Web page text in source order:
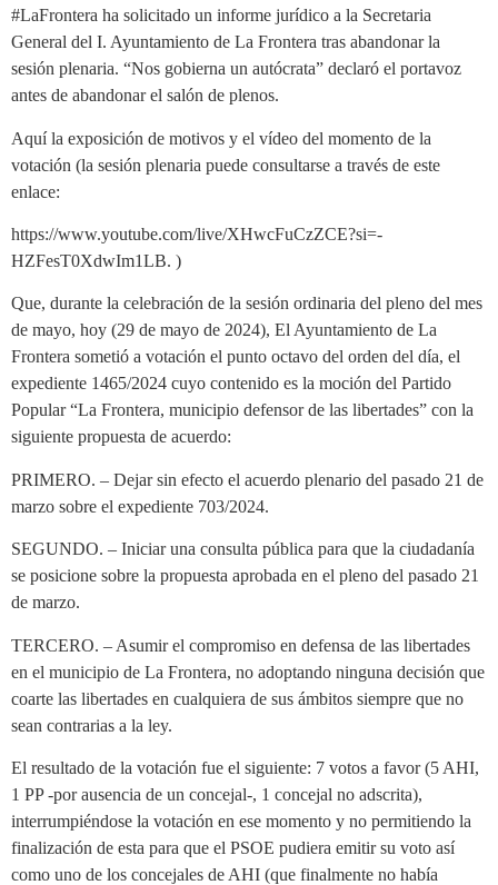
#LaFrontera ha solicitado un informe jurídico a la Secretaria
General del I. Ayuntamiento de La Frontera tras abandonar la
sesión plenaria. “Nos gobierna un autócrata” declaró el portavoz
antes de abandonar el salón de plenos.
Aquí la exposición de motivos y el vídeo del momento de la
votación (la sesión plenaria puede consultarse a través de este
enlace:
https://www.youtube.com/live/XHwcFuCzZCE?si=-
HZFesT0XdwIm1LB. )
Que, durante la celebración de la sesión ordinaria del pleno del mes
de mayo, hoy (29 de mayo de 2024), El Ayuntamiento de La
Frontera sometió a votación el punto octavo del orden del día, el
expediente 1465/2024 cuyo contenido es la moción del Partido
Popular “La Frontera, municipio defensor de las libertades” con la
siguiente propuesta de acuerdo:
PRIMERO. – Dejar sin efecto el acuerdo plenario del pasado 21 de
marzo sobre el expediente 703/2024.
SEGUNDO. – Iniciar una consulta pública para que la ciudadanía
se posicione sobre la propuesta aprobada en el pleno del pasado 21
de marzo.
TERCERO. – Asumir el compromiso en defensa de las libertades
en el municipio de La Frontera, no adoptando ninguna decisión que
coarte las libertades en cualquiera de sus ámbitos siempre que no
sean contrarias a la ley.
El resultado de la votación fue el siguiente: 7 votos a favor (5 AHI,
1 PP -por ausencia de un concejal-, 1 concejal no adscrita),
interrumpiéndose la votación en ese momento y no permitiendo la
finalización de esta para que el PSOE pudiera emitir su voto así
como uno de los concejales de AHI (que finalmente no había